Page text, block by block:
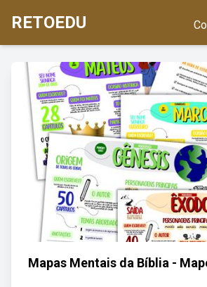
RETOEDU
Mapas Mentais da Bíblia -